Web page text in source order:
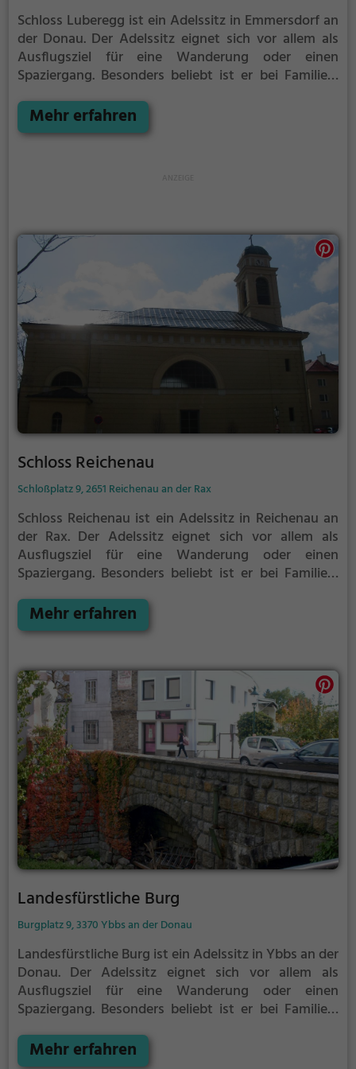
Schloss Luberegg ist ein Adelssitz in Emmersdorf an
der Donau. Der Adelssitz eignet sich vor allem als
Ausflugsziel für eine Wanderung oder einen
Spaziergang. Besonders beliebt ist er bei Familien,
offenbart historische Aspekte aus längst
vergangenen Zeiten und bietet einen kleinen
Mehr erfahren
Schloss Reichenau
Schloßplatz 9, 2651 Reichenau an der Rax
Schloss Reichenau ist ein Adelssitz in Reichenau an
der Rax. Der Adelssitz eignet sich vor allem als
Ausflugsziel für eine Wanderung oder einen
Spaziergang. Besonders beliebt ist er bei Familien,
offenbart historische Aspekte aus längst
vergangenen Zeiten und bietet einen kleinen
Mehr erfahren
Landesfürstliche Burg
Burgplatz 9, 3370 Ybbs an der Donau
Landesfürstliche Burg ist ein Adelssitz in Ybbs an der
Donau. Der Adelssitz eignet sich vor allem als
Ausflugsziel für eine Wanderung oder einen
Spaziergang. Besonders beliebt ist er bei Familien,
offenbart historische Aspekte aus längst
vergangenen Zeiten und bietet einen kleinen
Mehr erfahren